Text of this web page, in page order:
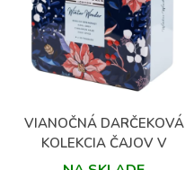
VIANOČNÁ DARČEKOVÁ
KOLEKCIA ČAJOV V
PLECHOVEJ KAZETE